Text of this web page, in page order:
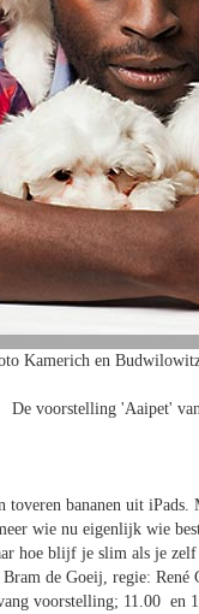
Kamerich en
De voorstelling 'Aaipet'
toveren bananen uit
wie nu eigenlijk wie
hoe blijf je slim als je
de Goeij, regie:
voorstelling; 11.00 en